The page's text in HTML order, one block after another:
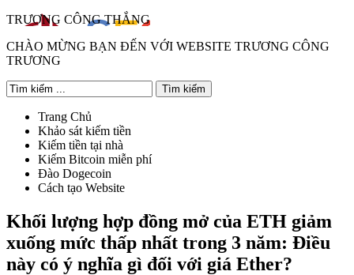
TRƯƠNG CÔNG THẮNG
CHÀO MỪNG BẠN ĐẾN VỚI WEBSITE TRƯƠNG CÔNG
TRƯƠNG
Trang Chủ
Khảo sát kiếm tiền
Kiếm tiền tại nhà
Kiếm Bitcoin miễn phí
Đào Dogecoin
Cách tạo Website
Khối lượng hợp đồng mở của ETH giảm
xuống mức thấp nhất trong 3 năm: Điều
này có ý nghĩa gì đối với giá Ether?